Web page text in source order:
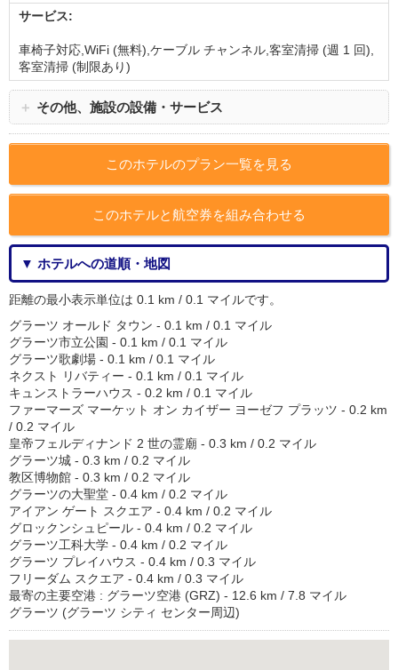
サービス:
車椅子対応,WiFi (無料),ケーブル チャンネル,客室清掃 (週 1 回),
客室清掃 (制限あり)
＋ その他、施設の設備・サービス
このホテルのプラン一覧を見る
このホテルと航空券を組み合わせる
▼ ホテルへの道順・地図
距離の最小表示単位は 0.1 km / 0.1 マイルです。
グラーツ オールド タウン - 0.1 km / 0.1 マイル
グラーツ市立公園 - 0.1 km / 0.1 マイル
グラーツ歌劇場 - 0.1 km / 0.1 マイル
ネクスト リバティー - 0.1 km / 0.1 マイル
キュンストラーハウス - 0.2 km / 0.1 マイル
ファーマーズ マーケット オン カイザー ヨーゼフ プラッツ - 0.2 km
/ 0.2 マイル
皇帝フェルディナンド 2 世の霊廟 - 0.3 km / 0.2 マイル
グラーツ城 - 0.3 km / 0.2 マイル
教区博物館 - 0.3 km / 0.2 マイル
グラーツの大聖堂 - 0.4 km / 0.2 マイル
アイアン ゲート スクエア - 0.4 km / 0.2 マイル
グロックンシュピール - 0.4 km / 0.2 マイル
グラーツ工科大学 - 0.4 km / 0.2 マイル
グラーツ プレイハウス - 0.4 km / 0.3 マイル
フリーダム スクエア - 0.4 km / 0.3 マイル
最寄の主要空港 : グラーツ空港 (GRZ) - 12.6 km / 7.8 マイル
グラーツ (グラーツ シティ センター周辺)